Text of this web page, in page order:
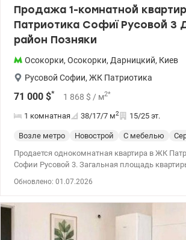
Продажа 1-комнатной
Патриотика Софиї Русовой 3
район Позняки
Осокорки, Осокорки, Дарницкий, Киев
Русовой Софии, ЖК Патриотика
71 000 $* 1 868 $ / м2*
1 комнатная 38/17/7 м2 15/25 эт.
Возле метро Новострой С мебелью
Продается однокомнатная квартира в ЖК
Софии Русовой 3. Загальная площадь
отключенном освещении, воде и отоплении,
также консьерж и видеоогляд, три лифта.
Обновлено: 01.07.2026